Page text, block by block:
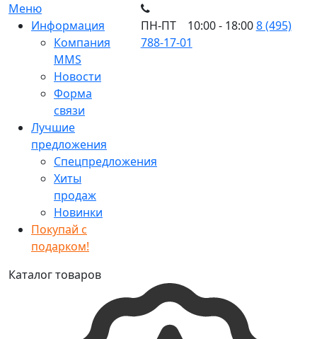
Меню
Информация
Компания
MMS
Новости
Форма
связи
Лучшие
предложения
Спецпредложения
Хиты
продаж
Новинки
Покупай с
подарком!
ПН-ПТ 10:00 - 18:008 (495)
788-17-01
Каталог товаров